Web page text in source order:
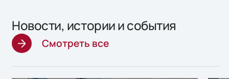
Новости, истории и события
Смотреть все